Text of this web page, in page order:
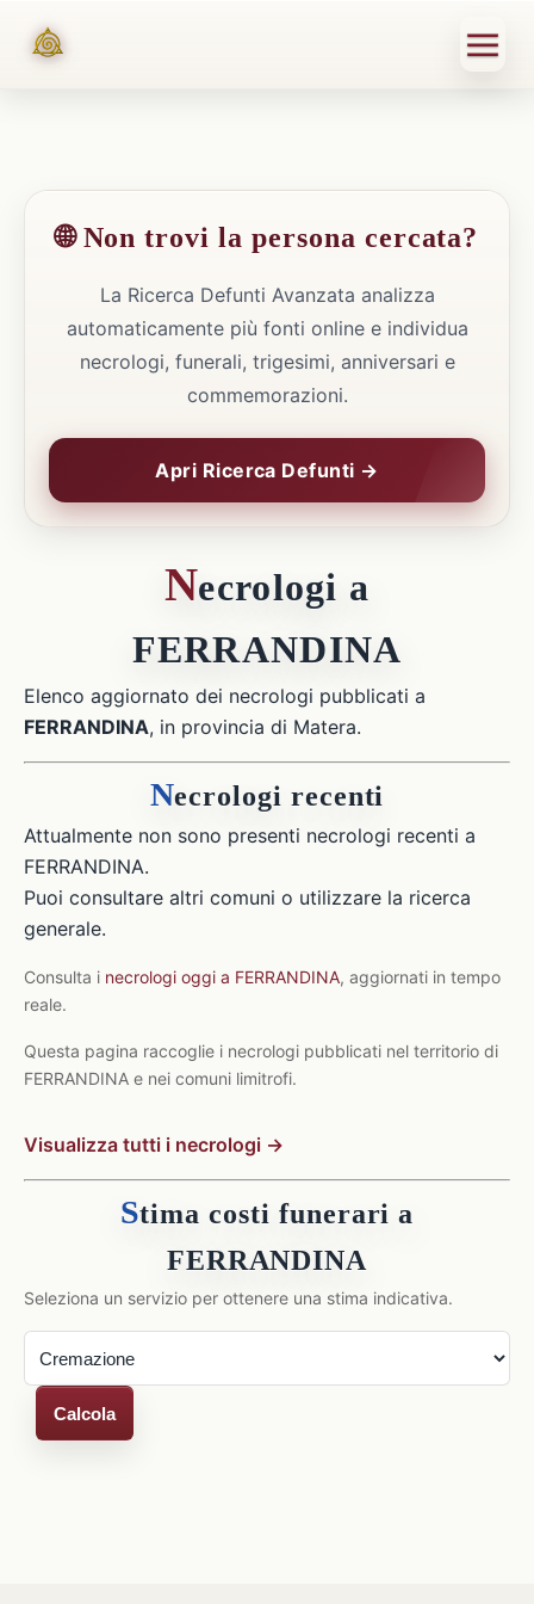
🌐 Non trovi la persona cercata?
La Ricerca Defunti Avanzata analizza
automaticamente più fonti online e individua
necrologi, funerali, trigesimi, anniversari e
commemorazioni.
Apri Ricerca Defunti →
Necrologi a
FERRANDINA
Elenco aggiornato dei necrologi pubblicati a
FERRANDINA, in provincia di Matera.
Necrologi recenti
Attualmente non sono presenti necrologi recenti a
FERRANDINA.
Puoi consultare altri comuni o utilizzare la ricerca
generale.
Consulta i necrologi oggi a FERRANDINA, aggiornati in tempo
reale.
Questa pagina raccoglie i necrologi pubblicati nel territorio di
FERRANDINA e nei comuni limitrofi.
Visualizza tutti i necrologi →
Stima costi funerari a
FERRANDINA
Seleziona un servizio per ottenere una stima indicativa.
Calcola